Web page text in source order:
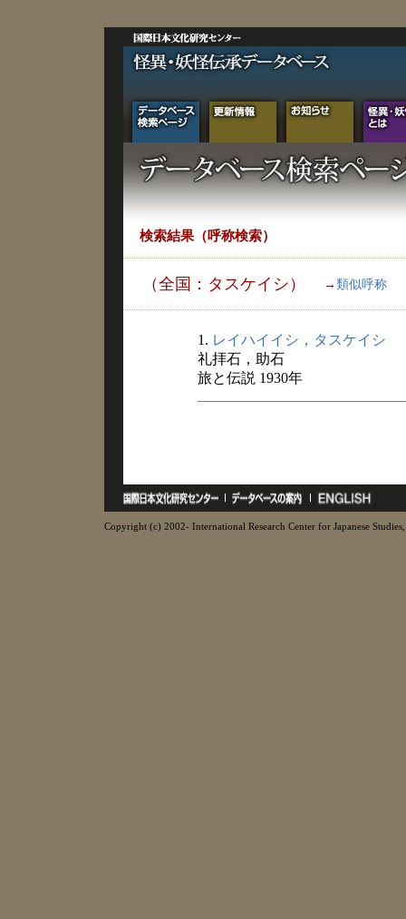
検索結果（呼称検索）
（全国：タスケイシ） → 類似呼称
1. レイハイイシ，タスケイシ
礼拝石，助石
旅と伝説 1930年
Copyright (c) 2002- International Research Center for Japanese